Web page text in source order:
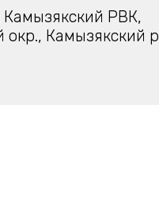
Камызякский РВК,
окр., Камызякский